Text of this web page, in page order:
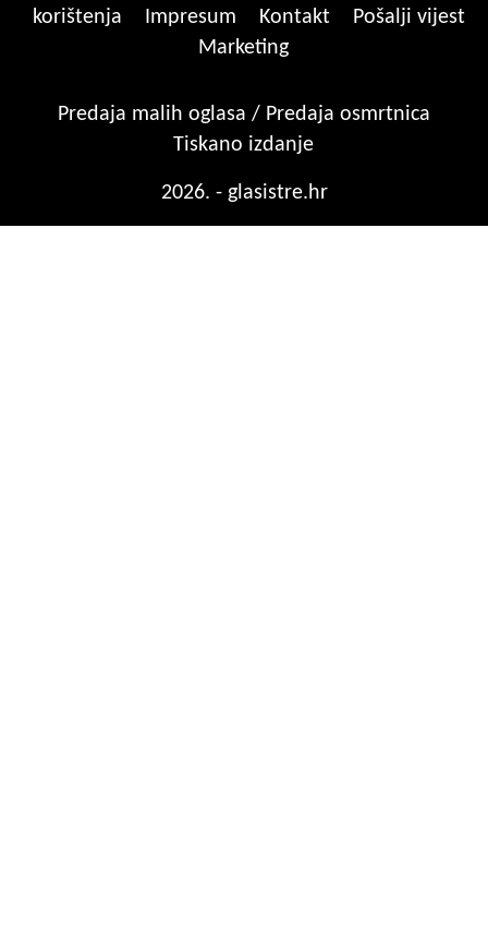
korištenja
Impresum Kontakt
Pošalji vijest
Marketing
Predaja malih oglasa / Predaja osmrtnica
Tiskano izdanje
2026. - glasistre.hr